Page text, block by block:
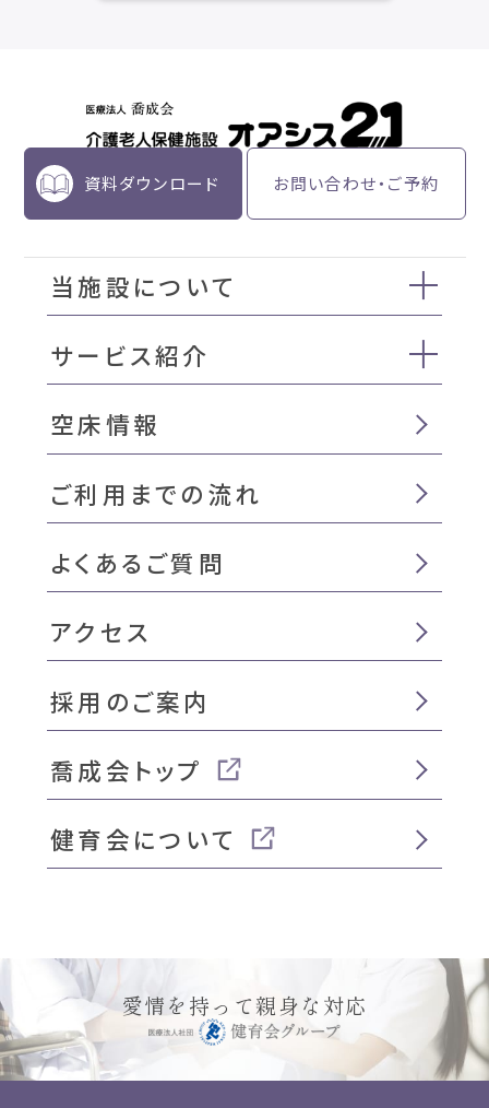
資料ダウンロード お問い合わせ・ご予約
当施設について
サービス紹介
空床情報
ご利用までの流れ
よくあるご質問
アクセス
採用のご案内
喬成会トップ
健育会について
愛情を持って親身な対応